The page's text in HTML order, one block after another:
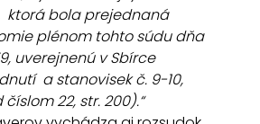
ktorá bola prejednaná
plénom tohto súdu dňa
uverejnenú v Sbírce
a stanovisek č. 9-10,
22, str. 200).“